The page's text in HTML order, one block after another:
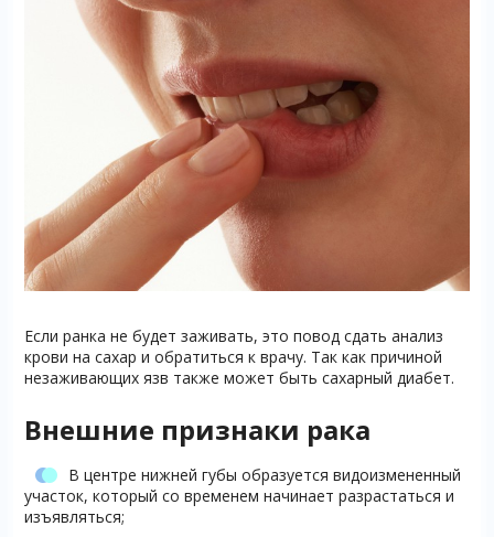
Если ранка не будет заживать, это повод сдать анализ
крови на сахар и обратиться к врачу. Так как причиной
незаживающих язв также может быть сахарный диабет.
Внешние признаки рака
В центре нижней губы образуется видоизмененный
участок, который со временем начинает разрастаться и
изъявляться;